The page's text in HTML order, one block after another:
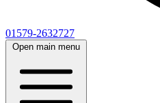
01579-2632727
Open main menu